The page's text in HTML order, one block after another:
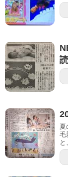
夏
毛